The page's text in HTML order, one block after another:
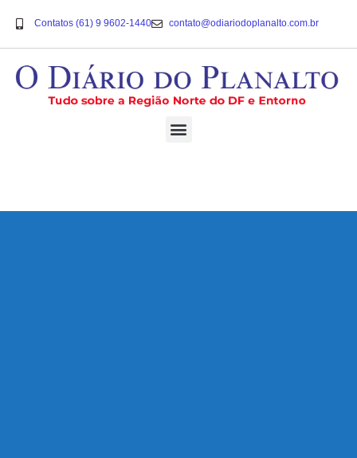
Contatos (61) 9 9602-1440 contato@odiariodoplanalto.com.br